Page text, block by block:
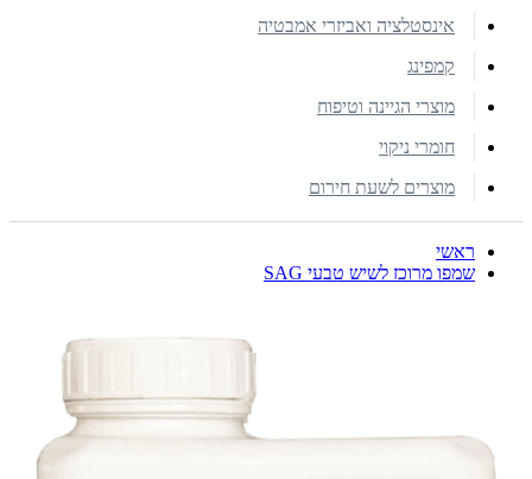
אינסטלציה ואביזרי אמבטיה
קמפינג
מוצרי הגיינה וטיפוח
חומרי ניקוי
מוצרים לשעת חירום
ראשי
שמפו מרוכז לשיש טבעי SAG